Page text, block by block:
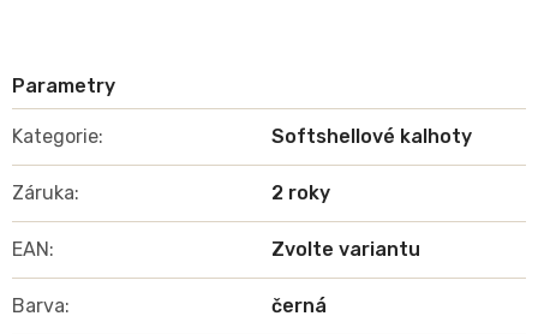
Kategorie: Softshellové kalhoty
Záruka: 2 roky
EAN: Zvolte variantu
Barva: černá